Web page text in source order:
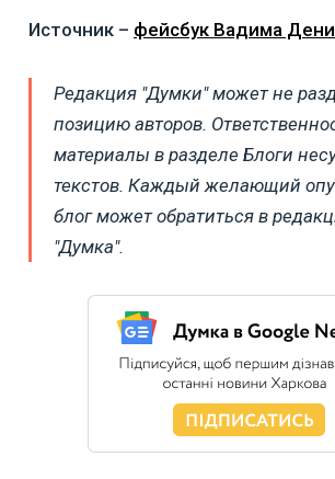
Источник – фейсбук Вадима
Редакция "Думки" может не
позицию авторов.
материалы в разделе Блоги
текстов. Каждый желающий
блог может обратиться в
"Думка".